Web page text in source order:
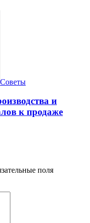
Советы
и
к продаже
поля